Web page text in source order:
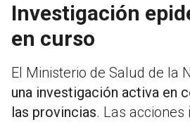
Investigación
en curso
El Ministerio de Salud de la
una investigación activa en
las provincias. Las acciones